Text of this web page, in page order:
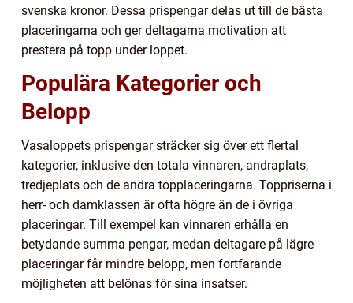
svenska kronor. Dessa prispengar delas ut till de bästa
placeringarna och ger deltagarna motivation att
prestera på topp under loppet.
Populära Kategorier och
Belopp
Vasaloppets prispengar sträcker sig över ett flertal
kategorier, inklusive den totala vinnaren, andraplats,
tredjeplats och de andra topplaceringarna. Toppriserna i
herr- och damklassen är ofta högre än de i övriga
placeringar. Till exempel kan vinnaren erhålla en
betydande summa pengar, medan deltagare på lägre
placeringar får mindre belopp, men fortfarande
möjligheten att belönas för sina insatser.